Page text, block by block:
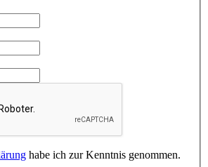
habe ich zur Kenntnis genommen.